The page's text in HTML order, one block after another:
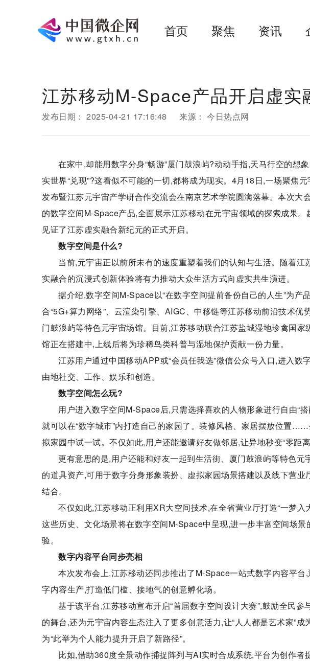
首页 聚焦 资讯
江苏移动M-Space产品开启虚实
发布日期： 2025-04-21 17:16:48 来源： 今日热点网
在家中,却能用数字分身“畅游”厦门鼓浪屿?动动手指,天马行空的想
实世界“兑现”?这看似不可能的一切,都将成为现实。4月18日,一场聚
发布暨江苏元宇宙产学研合作交流会在南京艺术学院圆满落幕。本次大
的数字空间M-Space产品,全面展示江苏移动在元宇宙领域的探索成果
见证了江苏虚实融合新纪元的正式开启。
数字空间是什么?
当前,元宇宙正以前所未有的速度重塑着我们的认知与生活。随着
实融合的沉浸式创新体验将有力推动大众生活方式向虚实共生演进。
据介绍,数字空间M-Space以“在数字空间提前备份自己的人生”为产
合“5G+算力网络”、云渲染引擎、AIGC、中移链等江苏移动前沿技术
门鼓浪屿等特色元宇宙场馆。目前,江苏移动联合江苏盐城湿地珍禽国
馆正在搭建中,上线后将为珍稀鸟类科普与湿地保护贡献一份力量。
江苏用户通过中国移动APP或“会员任我选”微信公众号入口,进入数
由地社交、工作、娱乐和创造。
数字空间怎么玩?
用户进入数字空间M-Space后,只需选择喜欢的人物形象进行自由“
就可以在“数字城市”内打造自己的家园了。装修风格、家居摆放位置
拟家园中试一试。不仅如此,用户还能邀请好友做邻居,让异地秒变“零距离
更有意思的是,用户还能和好友一起到生活街、厦门鼓浪屿等特色元
的道具资产,可用于数字分身形象装扮、虚拟家园场景搭建以及线下营
结合。
不仅如此,江苏移动正利用XR大空间技术,在全省营业厅打造“一梦入
这些历史、文化场景将在数字空间M-Space中呈现,进一步丰富空间场
验。
数字内容平台同步亮相
本次发布会上,江苏移动还同步推出了M-Space一站式数字内容平
字内容生产,打造低门槛、接地气的创意孵化场。
基于该平台,江苏移动宣布开启“首届数字空间设计大赛”,鼓励全民
的舞台,还为元宇宙内容生态注入了更多创意活力,让“人人都是艺术家”
为“此举为个人能力提升开启了新路径”。
比如,借助360度全景动作捕捉阵列与AI实时合成系统,平台为创作